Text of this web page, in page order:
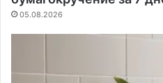
05.08.2026